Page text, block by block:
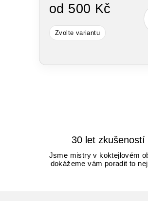
od 500 Kč
Měrná
cena:
Zvolte variantu
30 let zkušeností
Jsme mistry v koktejlovém
dokážeme vám poradit to